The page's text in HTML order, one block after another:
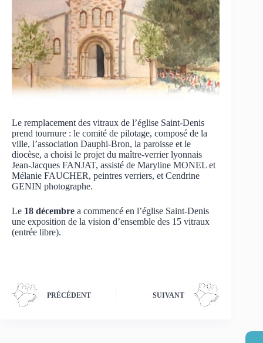
Le remplacement des vitraux de l’église Saint-Denis
prend tournure : le comité de pilotage, composé de la
ville, l’association Dauphi-Bron, la paroisse et le
diocèse, a choisi le projet du maître-verrier lyonnais
Jean-Jacques FANJAT, assisté de Maryline MONEL et
Mélanie FAUCHER, peintres verriers, et Cendrine
GENIN photographe.
Le 18 décembre a commencé en l’église Saint-Denis
une exposition de la vision d’ensemble des 15 vitraux
(entrée libre).
PRÉCÉDENT SUIVANT